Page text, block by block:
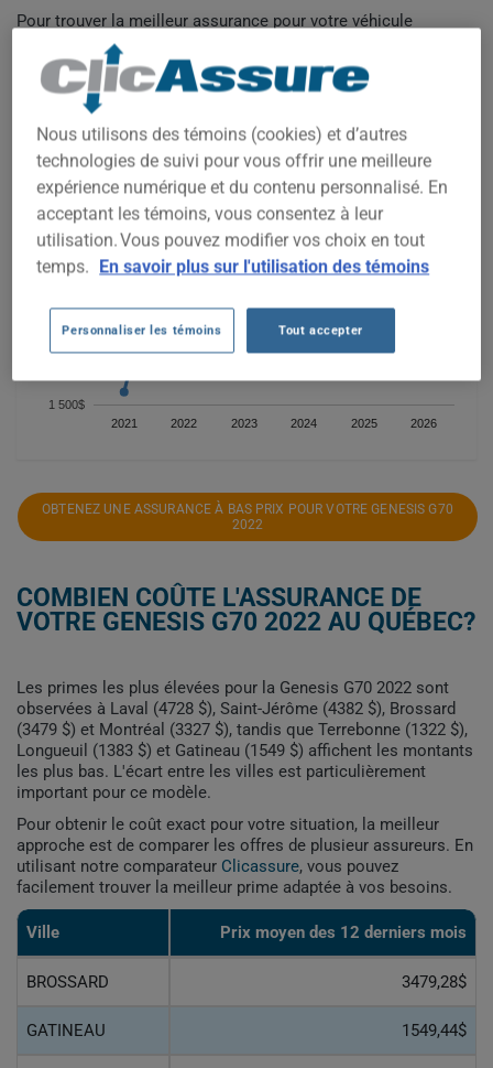
Pour trouver la meilleur assurance pour votre véhicule
GENESIS G70 2022, il est plus important que jamais de
comparer les options disponibles.
2021 2022 2023 2024 2025 2026
1 500$
2 500$
3 000$
OBTENEZ UNE ASSURANCE À BAS PRIX POUR VOTRE GENESIS G70
2022
COMBIEN COÛTE L'ASSURANCE DE
VOTRE GENESIS G70 2022 AU QUÉBEC?
Les primes les plus élevées pour la Genesis G70 2022 sont
observées à Laval (4728 $), Saint-Jérôme (4382 $), Brossard
(3479 $) et Montréal (3327 $), tandis que Terrebonne (1322 $),
Longueuil (1383 $) et Gatineau (1549 $) affichent les montants
les plus bas. L'écart entre les villes est particulièrement
important pour ce modèle.
Pour obtenir le coût exact pour votre situation, la meilleur
approche est de comparer les offres de plusieur assureurs. En
utilisant notre comparateur Clicassure, vous pouvez
facilement trouver la meilleur prime adaptée à vos besoins.
Ville Prix ​​moyen des 12 derniers mois
BROSSARD 3479,28$
GATINEAU 1549,44$
Nous utilisons des témoins (cookies) et d’autres
technologies de suivi pour vous offrir une meilleure
expérience numérique et du contenu personnalisé. En
acceptant les témoins, vous consentez à leur
utilisation. Vous pouvez modifier vos choix en tout
temps. En savoir plus sur l'utilisation des témoins
Personnaliser les témoins Tout accepter